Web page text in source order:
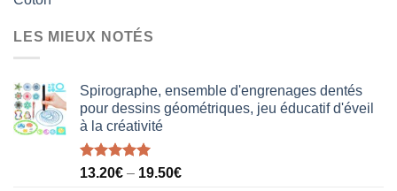
initial
était :
LES MIEUX NOTÉS
Spirographe, ensemble d'engrenages dentés
pour dessins géométriques, jeu éducatif d'éveil
à la créativité
Note5.00
13.20€ – 19.50€